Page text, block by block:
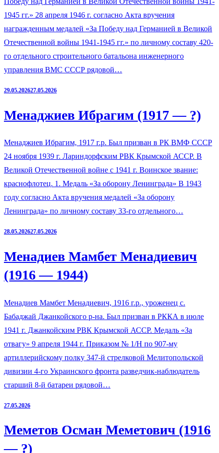
1945 гг.» 28 апреля 1946 г. согласно Акта вручения
награжденным медалей «За Победу над Германией в Великой
Отечественной войны 1941-1945 гг.» по личному составу 420-
го отдельного строительного батальона инженерного
управления ВМС СССР рядовой…
29.05.202627.05.2026
Менаджиев Ибрагим (1917 — ?)
Менаджиев Ибрагим, 1917 г.р. Был призван в РК ВМФ СССР
24 ноября 1939 г. Лариндорфским РВК Крымской АССР. В
Великой Отечественной войне с 1941 г. Воинское звание:
краснофлотец. 1. Медаль «За оборону Ленинграда» В 1943
году согласно Акта вручения медалей «За оборону
Ленинграда» по личному составу 33-го отдельного…
28.05.202627.05.2026
Менадиев Мамбет Менадиевич
(1916 — 1944)
Менадиев Мамбет Менадиевич, 1916 г.р., уроженец с.
Бабаджай Джанкойского р-на. Был призван в РККА в июле
1941 г. Джанкойским РВК Крымской АССР. Медаль «За
отвагу» 9 апреля 1944 г. Приказом № 1/Н по 907-му
артиллерийскому полку 347-й стрелковой Мелитопольской
дивизии 4-го Украинского фронта разведчик-наблюдатель
старший 8-й батареи рядовой…
27.05.2026
Меметов Осман Меметович (1916
— ?)